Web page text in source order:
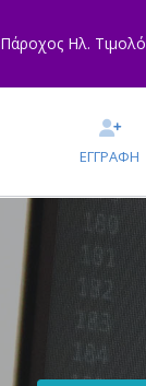
Πάροχος Ηλ.
ΕΓΓΡΑΦΗ